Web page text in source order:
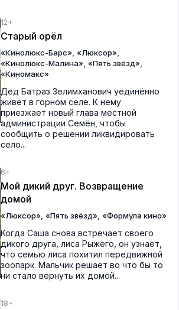
12+
Старый орёл
«Кинолюкс-Барс» «Люксор»
«Кинолюкс-Малина» «Пять звёзд»
«Киномакс»
Дед Батраз Зелимханович уединённо
живёт в горном селе. К нему
приезжает новый глава местной
администрации Семён, чтобы
сообщить о решении ликвидировать
село...
6+
Мой дикий друг. Возвращение
домой
«Люксор» «Пять звёзд» «Формула кино»
Когда Саша снова встречает своего
дикого друга, лиса Рыжего, он узнает,
что семью лиса похитил передвижной
зоопарк. Мальчик решает во что бы то
ни стало вернуть их домой...
18+